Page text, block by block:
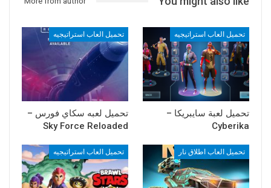
تحميل العاب استراتيجيه
تحميل لعبة سايبريكا –
Cyberika
تحميل العاب استراتيجيه
تحميل لعبه سكاي فورس –
Sky Force Reloaded
تحميل العاب اطلاق نار تحميل العاب استراتيجيه